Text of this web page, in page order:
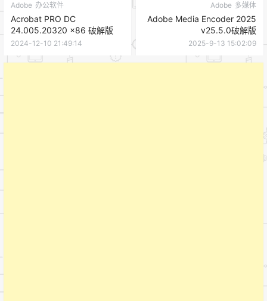
Adobe 办公软件
Acrobat PRO DC
24.005.20320 x86 破解版
2024-12-10 21:49:14
Adobe 多媒体
Adobe Media Encoder 2025
v25.5.0破解版
2025-9-13 15:02:09